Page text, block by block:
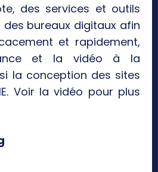
des services et outils
bureaux digitaux afin
et rapidement,
et la vidéo à la
la conception des sites
Voir la vidéo pour plus